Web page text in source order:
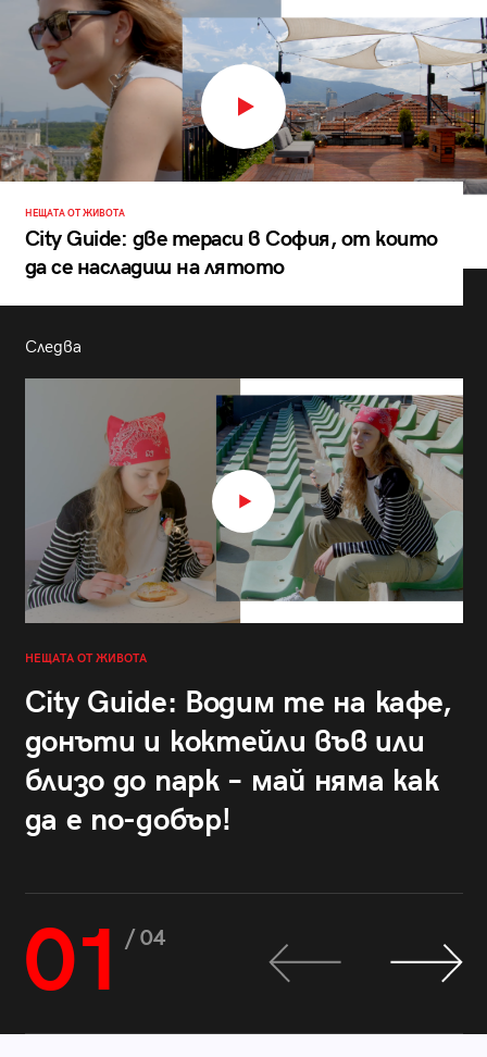
НЕЩАТА ОТ ЖИВОТА
City Guide: две тераси в София, от които
да се насладиш на лятото
Следва
НЕЩАТА ОТ ЖИВОТА
City Guide: Водим те на кафе,
донъти и коктейли във или
близо до парк – май няма как
да е по-добър!
01 / 04